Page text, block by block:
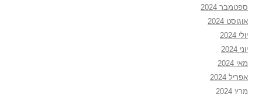
ספטמבר 2024
אוגוסט 2024
יולי 2024
יוני 2024
מאי 2024
אפריל 2024
מרץ 2024